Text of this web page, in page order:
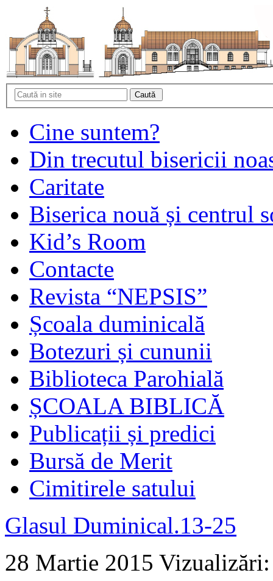
Cine suntem?
Din trecutul bisericii
Caritate
Biserica nouă și centrul
Kid’s Room
Contacte
Revista “NEPSIS”
Școala duminicală
Botezuri și cununii
Biblioteca Parohială
ȘCOALA BIBLICĂ
Publicații și predici
Bursă de Merit
Cimitirele satului
Glasul Duminical.13-25
28 Martie 2015